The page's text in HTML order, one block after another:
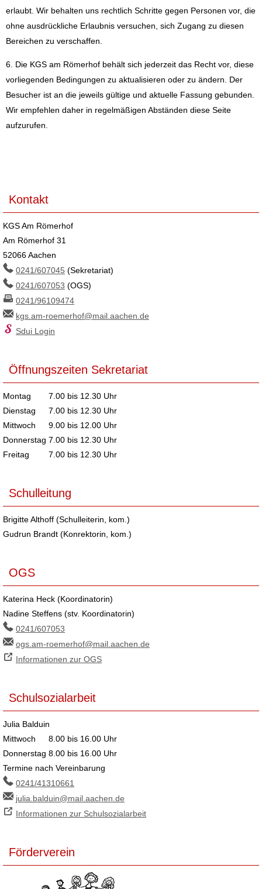
erlaubt. Wir behalten uns rechtlich Schritte gegen Personen vor, die
ohne ausdrückliche Erlaubnis versuchen, sich Zugang zu diesen
Bereichen zu verschaffen.
6. Die KGS am Römerhof behält sich jederzeit das Recht vor, diese
vorliegenden Bedingungen zu aktualisieren oder zu ändern. Der
Besucher ist an die jeweils gültige und aktuelle Fassung gebunden.
Wir empfehlen daher in regelmäßigen Abständen diese Seite
aufzurufen.
Kontakt
KGS Am Römerhof
Am Römerhof 31
52066 Aachen
0241/607045 (Sekretariat)
0241/607053 (OGS)
0241/96109474
kgs.am-roemerhof@mail.aachen.de
Sdui Login
Öffnungszeiten Sekretariat
Montag
7.00 bis 12.30 Uhr
Dienstag
7.00 bis 12.30 Uhr
Mittwoch
9.00 bis 12.00 Uhr
Donnerstag 7.00 bis 12.30 Uhr
Freitag
7.00 bis 12.30 Uhr
Schulleitung
Brigitte Althoff (Schulleiterin, kom.)
Gudrun Brandt (Konrektorin, kom.)
OGS
Katerina Heck (Koordinatorin)
Nadine Steffens (stv. Koordinatorin)
0241/607053
ogs.am-roemerhof@mail.aachen.de
Informationen zur OGS
Schulsozialarbeit
Julia Balduin
Mittwoch
8.00 bis 16.00 Uhr
Donnerstag 8.00 bis 16.00 Uhr
Termine nach Vereinbarung
0241/41310661
julia.balduin@mail.aachen.de
Informationen zur Schulsozialarbeit
Förderverein